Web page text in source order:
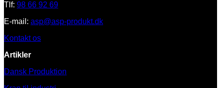
Tlf: 98 66 92 69
E-mail: asp@asp-produkt.dk
Kontakt os
Artikler
Dansk Produktion